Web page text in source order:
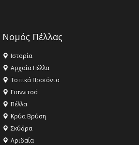
Νομός Πέλλας
Ιστορία
Αρχαία Πέλλα
Τοπικά Προϊόντα
Γιαννιτσά
Πέλλα
Κρύα Βρύση
Σκύδρα
Αριδαία